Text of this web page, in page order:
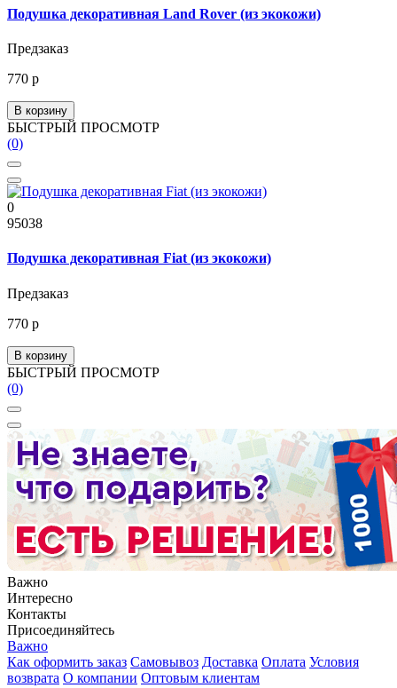
Подушка декоративная Land Rover (из экокожи)
Предзаказ
770 р
В корзину
БЫСТРЫЙ ПРОСМОТР
(0)
0
95038
Подушка декоративная Fiat (из экокожи)
Предзаказ
770 р
В корзину
БЫСТРЫЙ ПРОСМОТР
(0)
Важно
Интересно
Контакты
Присоединяйтесь
Важно
Как оформить заказ Самовывоз Доставка Оплата Условия
возврата О компании Оптовым клиентам